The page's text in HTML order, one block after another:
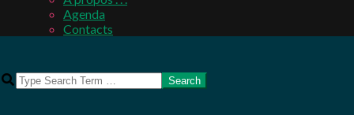
Agenda
Contacts
Search